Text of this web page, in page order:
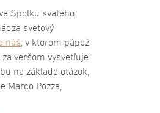
Spolku svätého
svetový
náš, v ktorom pápež
veršom vysvetľuje
na základe otázok,
Marco Pozza,
a väzenský kaplán v